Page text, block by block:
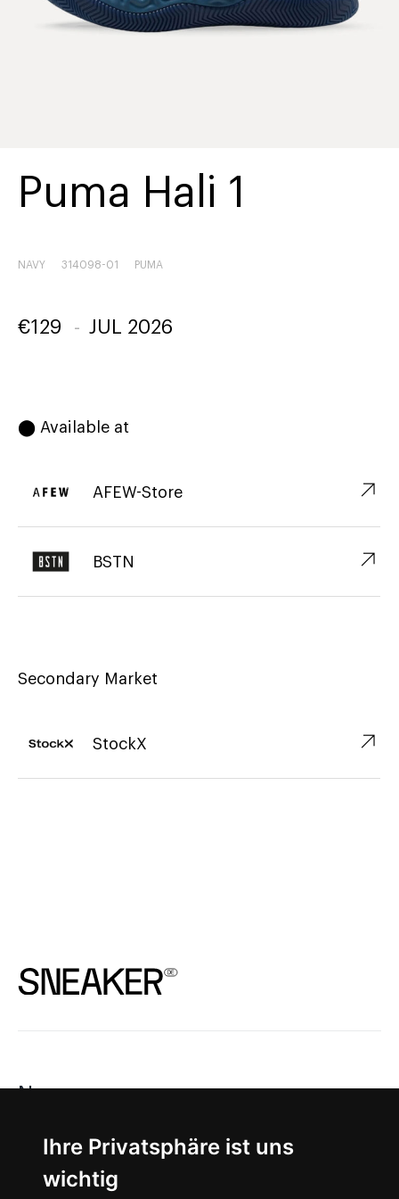
Ihre Privatsphäre ist uns
wichtig
Puma Hali 1
NAVY 314098-01 PUMA
€129 - JUL 2026
⬤ Available at
AFEW-Store ↗︎
BSTN ↗︎
Secondary Market
StockX ↗︎
News
About